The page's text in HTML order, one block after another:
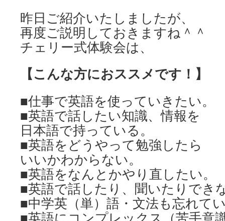
昨日ご紹介いたしましたが、
再度ご説明しておきますね＾＾
チェリー式体験会は、
【こんな方におススメです！】
■仕事で英語を使っていきたい。
■英語で話したい知識、情報を
日本語で持っている。
■英語をどうやって勉強したら
いいかわからない。
■英語をなんとかやり直したい。
■英語で話したり、聞いたりでき
■中学英（単）語・文法も忘れて
■英語にコンプレックス（苦手意